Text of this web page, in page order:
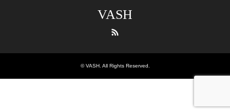
VASH
©VASH. All Rights Reserved.